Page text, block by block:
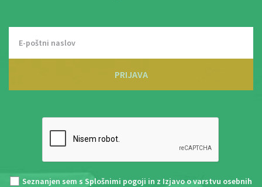
PRIJAVA
Seznanjen sem s Splošnimi pogoji in z Izjavo o varstvu osebnih